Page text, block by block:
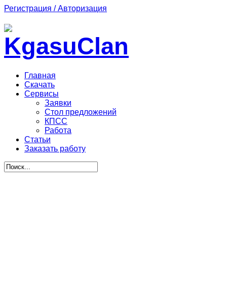
Регистрация / Авторизация
Главная
Скачать
Сервисы
Заявки
Стол предложений
КПСС
Работа
Статьи
Заказать работу